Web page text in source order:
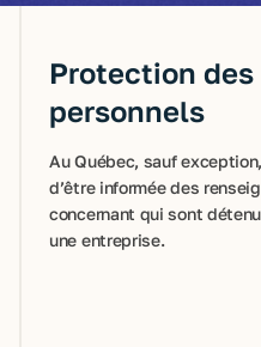
Protection
personnels
Au Québec, sauf
d’être informée des
concernant qui sont
une entreprise.